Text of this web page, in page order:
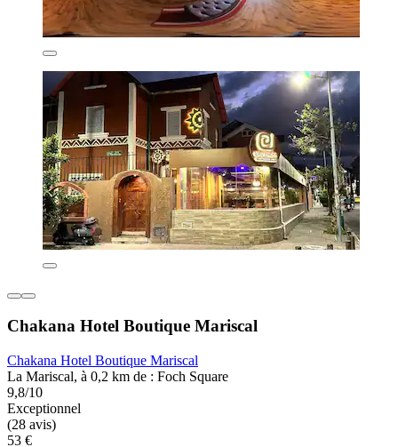
Chakana Hotel Boutique Mariscal
Chakana Hotel Boutique Mariscal
La Mariscal, à 0,2 km de : Foch Square
9,8/10
Exceptionnel
(28 avis)
53 €